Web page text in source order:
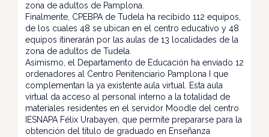
zona de adultos de Pamplona.
Finalmente, CPEBPA de Tudela ha recibido 112 equipos,
de los cuales 48 se ubican en el centro educativo y 48
equipos itinerarán por las aulas de 13 localidades de la
zona de adultos de Tudela.
Asimismo, el Departamento de Educación ha enviado 12
ordenadores al Centro Penitenciario Pamplona I que
complementan la ya existente aula virtual. Esta aula
virtual da acceso al personal interno a la totalidad de
materiales residentes en el servidor Moodle del centro
IESNAPA Félix Urabayen, que permite prepararse para la
obtención del título de graduado en Enseñanza